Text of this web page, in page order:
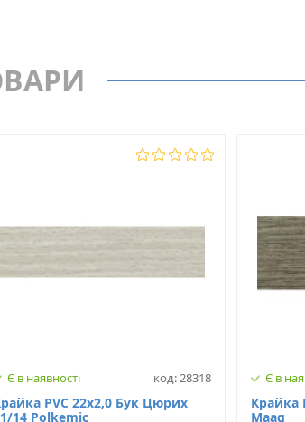
мм
Є в наявності код: 28318
PVC 22х2,0 Бук Цюрих
14 Polkemic
Є в
Крайка
Maag